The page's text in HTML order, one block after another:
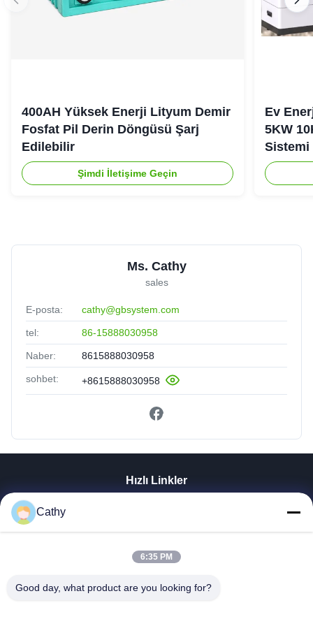
400AH Yüksek Enerji Lityum Demir
Fosfat Pil Derin Döngüsü Şarj
Edilebilir
Şimdi İletişime Geçin
Ev
5KW
Sistemi
Ms. Cathy
sales
E-posta: cathy@gbsystem.com
tel: 86-15888030958
Naber: 8615888030958
sohbet: +8615888030958
Hızlı Linkler
VR Gösterisi
Fabrika Turu
Cathy
6:35 PM
Good day, what product are you looking for?